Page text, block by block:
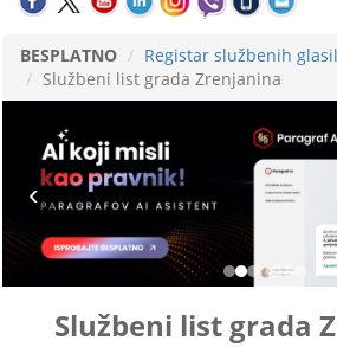
BESPLATNO
Registar službenih
Službeni list grada Zrenjanina
Službeni list grada